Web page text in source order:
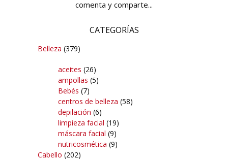
comenta y comparte...
CATEGORÍAS
Belleza (379)
aceites (26)
ampollas (5)
Bebés (7)
centros de belleza (58)
depilación (6)
limpieza facial (19)
máscara facial (9)
nutricosmética (9)
Cabello (202)